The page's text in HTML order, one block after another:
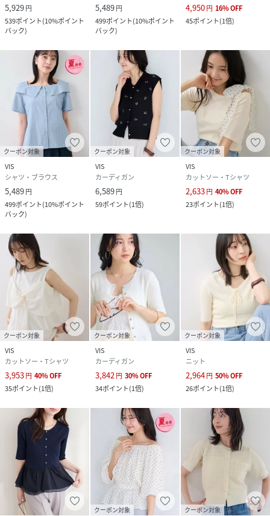
5,929円
539ポイント(10%ポイント
バック)
5,489円
499ポイント(10%ポイント
バック)
4,950円 16%OFF
45ポイント(1倍)
クーポン対象
VIS
シャツ・ブラウス
5,489円
499ポイント(10%ポイント
バック)
クーポン対象
VIS
カーディガン
6,589円
59ポイント(1倍)
クーポン対象
VIS
カットソー・Tシャツ
2,633円 40%OFF
23ポイント(1倍)
クーポン対象
VIS
カットソー・Tシャツ
3,953円 40%OFF
35ポイント(1倍)
クーポン対象
VIS
カーディガン
3,842円 30%OFF
34ポイント(1倍)
クーポン対象
VIS
ニット
2,964円 50%OFF
26ポイント(1倍)
クーポン対象 クーポン対象